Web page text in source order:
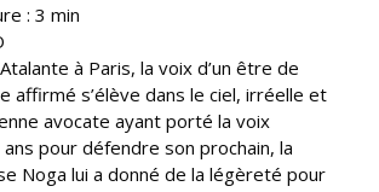
: 3 min
à Paris, la voix d’un être de
affirmé s’élève dans le ciel, irréelle et
avocate ayant porté la voix
pour défendre son prochain, la
Noga lui a donné de la légèreté pour